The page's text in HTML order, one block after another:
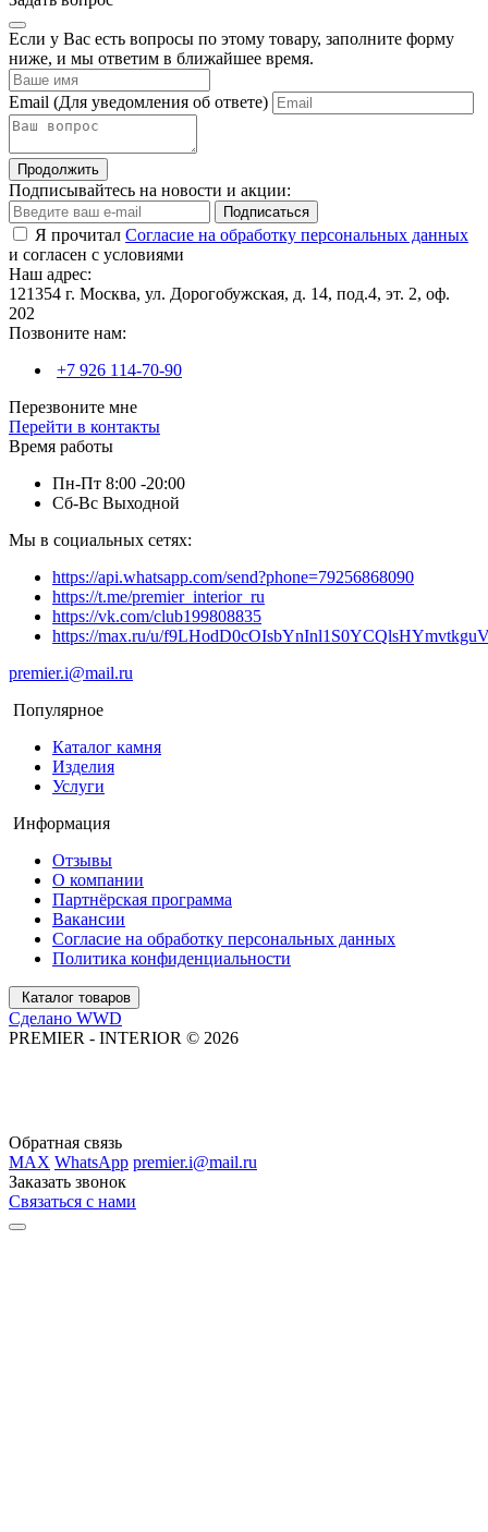
Если у Вас есть вопросы по этому товару, заполните форму
ниже, и мы ответим в ближайшее время.
Email (Для уведомления об ответе)
Продолжить
Подписывайтесь на новости и акции:
Подписаться
Я прочитал Согласие на обработку персональных данных
и согласен с условиями
Наш адрес:
121354 г. Москва, ул. Дорогобужская, д. 14, под.4, эт. 2, оф.
202
Позвоните нам:
+7 926 114-70-90
Перезвоните мне
Перейти в контакты
Время работы
Пн-Пт 8:00 -20:00
Сб-Вс Выходной
Мы в социальных сетях:
https://api.whatsapp.com/send?phone=79256868090
https://t.me/premier_interior_ru
https://vk.com/club199808835
https://max.ru/u/
premier.i@mail.ru
Популярное
Каталог камня
Изделия
Услуги
Информация
Отзывы
О компании
Партнёрская программа
Вакансии
Согласие на обработку персональных данных
Политика конфиденциальности
Каталог товаров
Сделано WWD
PREMIER - INTERIOR © 2026
Обратная связь
MAX WhatsApp premier.i@mail.ru
Заказать звонок
Связаться с нами